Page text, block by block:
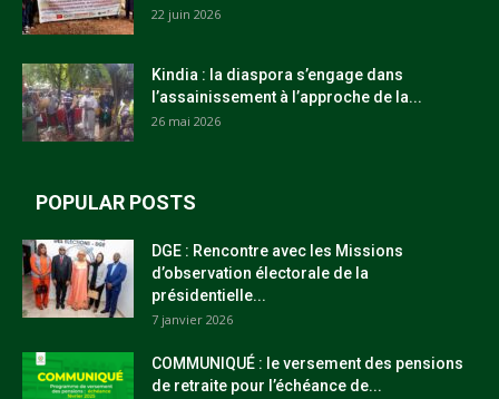
22 juin 2026
Kindia : la diaspora s’engage dans
l’assainissement à l’approche de la...
26 mai 2026
POPULAR POSTS
DGE : Rencontre avec les Missions
d’observation électorale de la
présidentielle...
7 janvier 2026
COMMUNIQUÉ : le versement des pensions
de retraite pour l’échéance de...